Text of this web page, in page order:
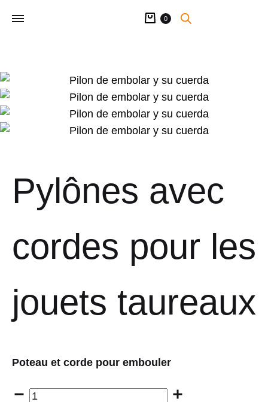
Panier
0
Pylônes avec
cordes pour les
jouets taureaux
Poteau et corde pour embouler
Quantité